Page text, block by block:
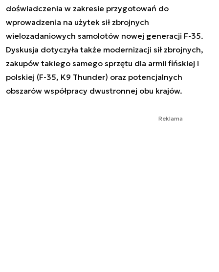
doświadczenia w zakresie przygotowań do
wprowadzenia na użytek sił zbrojnych
wielozadaniowych samolotów nowej generacji F-35.
Dyskusja dotyczyła także modernizacji sił zbrojnych,
zakupów takiego samego sprzętu dla armii fińskiej i
polskiej (F-35, K9 Thunder) oraz potencjalnych
obszarów współpracy dwustronnej obu krajów.
Reklama